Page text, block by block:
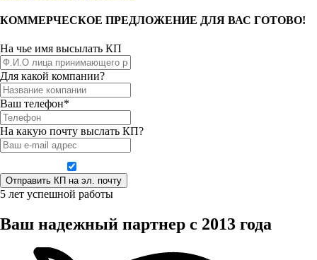
КОММЕРЧЕСКОЕ ПРЕДЛОЖЕНИЕ ДЛЯ ВАС ГОТОВО!
На чье имя высылать КП
Для какой компании?
Ваш телефон*
На какую почту выслать КП?
5 лет успешной работы
Ваш надежный партнер с 2013 года